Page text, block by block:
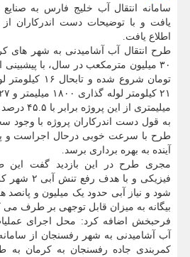
سامانه انتقال آب خلیج فارس به
یافت و با توضیحات دست اندرکاران از
اطلاع یافت.
طرح انتقال آب آشامیدنی به شهر های
میلیمتری از این پروژه برابر با ۴۵.۵ درصد از پروژه اجرا شده است.
به قول دست اندرکاران پروژه با وجود
طرح با سرعت خوبی درحال اجراست و
آینده به بهره برداری برسد.
فیزیکی و
شود و نیاز آبی حدود یک میلیون و پانصد
بیگانه به میزان قابل توجهی بر طرف می
فرحبخش اضافه کرد: محل اجرای
آب آشامیدنی به شهر رفسنجان از